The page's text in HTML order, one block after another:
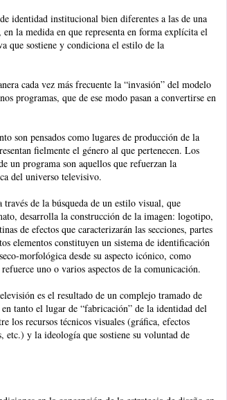
identidad institucional bien diferentes a las de una
la medida en que representa en forma explícita el
que sostiene y condiciona el estilo de la
cada vez más frecuente la “invasión” del modelo
programas, que de ese modo pasan a convertirse en
son pensados como lugares de producción de la
fielmente el género al que pertenecen. Los
un programa son aquellos que refuerzan la
del universo televisivo.
de la búsqueda de un estilo visual, que
desarrolla la construcción de la imagen: logotipo,
de efectos que caracterizarán las secciones, partes
elementos constituyen un sistema de identificación
morfológica desde su aspecto icónico, como
uno o varios aspectos de la comunicación.
es el resultado de un complejo tramado de
tanto el lugar de “fabricación” de la identidad del
los recursos técnicos visuales (gráfica, efectos
etc.) y la ideología que sostiene su voluntad de